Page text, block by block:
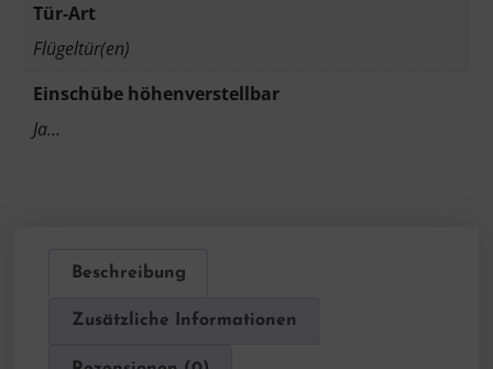
Tür-Art
Flügeltür(en)
Einschübe höhenverstellbar
Ja…
Beschreibung
Zusätzliche Informationen